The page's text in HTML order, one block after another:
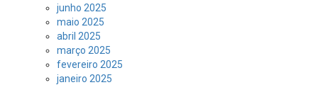
junho 2025
maio 2025
abril 2025
março 2025
fevereiro 2025
janeiro 2025